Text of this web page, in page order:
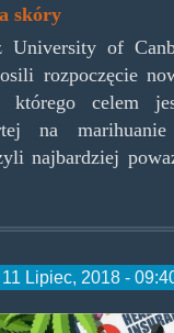
skóry
University of
rozpoczęcie
którego celem
na
najbardziej
11 Lipiec, 2018 -